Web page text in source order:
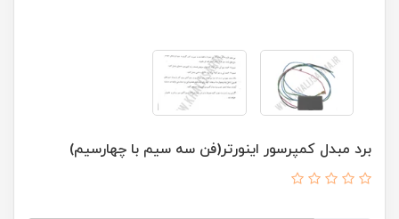
برد مبدل کمپرسور اینورتر(فن سه سیم با چهارسیم)